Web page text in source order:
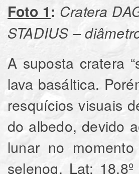
Foto 1: Cratera
STADIUS –
A suposta cratera
lava basáltica.
resquícios visuais
do albedo, devido
lunar no
selenog. Lat: